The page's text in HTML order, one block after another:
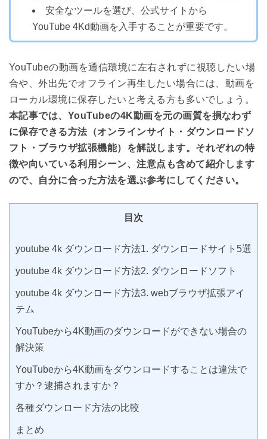
安全なツールを選び、公式サイトから
YouTube 4Kd動画を入手することが重要です。
YouTubeの動画を通信環境に左右されずに視聴したい場
合や、外出先でオフライン再生したい場合には、動画を
ローカル環境に保存したいと考える方も多いでしょう。
本記事では、YouTubeの4K動画を元の画質を損なわず
に保存できる方法（オンラインサイト・ダウンロードソ
フト・ブラウザ拡張機能）を解説します。それぞれの特
徴や向いている利用シーン、注意点も含めて紹介します
ので、自分に合った方法を選ぶ参考にしてください。
目次
youtube 4k ダウンロード方法1. ダウンロードサイト5選
youtube 4k ダウンロード方法2. ダウンロードソフト
youtube 4k ダウンロード方法3. webブラウザ拡張アイ
テム
YouTubeから4K動画のダウンロードができない場合の
解決策
YouTubeから4K動画をダウンロードすることは違法で
すか？逮捕されますか？
各種ダウンロード方法の比較
まとめ